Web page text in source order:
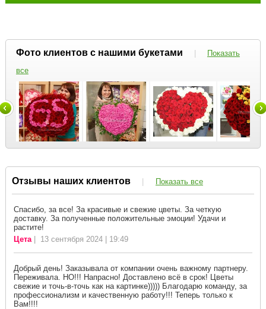
Фото клиентов с нашими букетами |
Показать
все
Отзывы наших клиентов | Показать все
Спасибо, за все! За красивые и свежие цветы. За четкую
доставку. За полученные положительные эмоции! Удачи и
растите!
Цета| 13 сентября 2024 | 19:49
Добрый день! Заказывала от компании очень важному партнеру.
Переживала. НО!!! Напрасно! Доставлено всё в срок! Цветы
свежие и точь-в-точь как на картинке))))) Благодарю команду, за
профессионализм и качественную работу!!! Теперь только к
Вам!!!!